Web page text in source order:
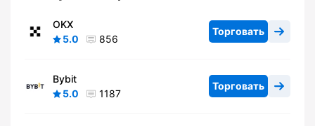
OKX
5.0
856
Торговать
Bybit
5.0
1187
Торговать